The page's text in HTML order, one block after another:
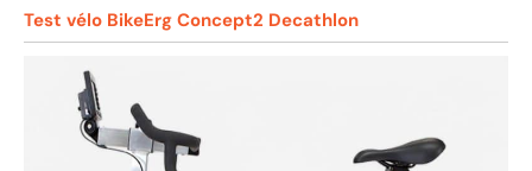
Test vélo BikeErg Concept2 Decathlon